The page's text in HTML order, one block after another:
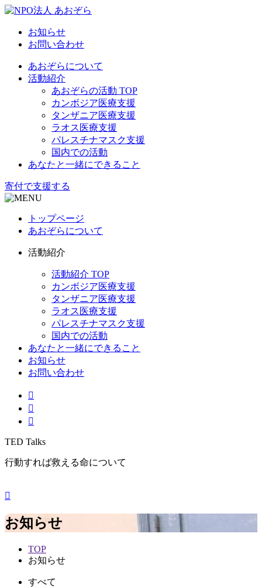
お知らせ
お問い合わせ
あおぞらについて
活動紹介
あおぞらの活動 TOP
カンボジア医療支援
タンザニア医療支援
ラオス医療支援
パレスチナマスク支援
国内での活動
あなたと一緒にできること
寄付で支援する
トップページ
あおぞらについて
活動紹介
活動紹介 TOP
カンボジア医療支援
タンザニア医療支援
ラオス医療支援
パレスチナマスク支援
国内での活動
あなたと一緒にできること
お知らせ
お問い合わせ
TED Talks
行動すれば救える命について
お知らせ
TOP
お知らせ
すべて